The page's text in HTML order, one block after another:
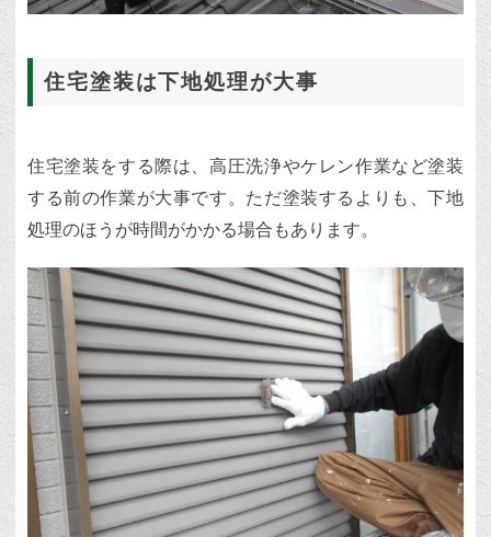
住宅塗装は下地処理が大事
住宅塗装をする際は、高圧洗浄やケレン作業など塗装
する前の作業が大事です。ただ塗装するよりも、下地
処理のほうが時間がかかる場合もあります。